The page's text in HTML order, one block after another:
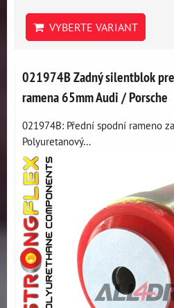
VYBERTE VARIANT
021974B Zadný silentblok
ramena 65mm Audi / Porsche
021974B: Přední spodní rameno
Polyuretanový...